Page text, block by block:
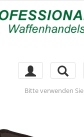
Bitte verwenden Sie